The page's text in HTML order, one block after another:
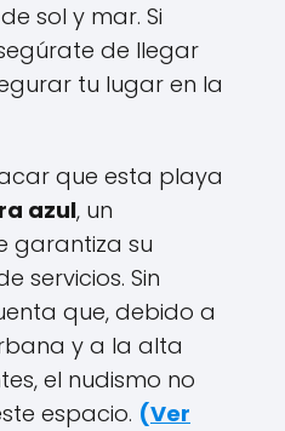
sol y mar. Si
de llegar
tu lugar en la
que esta playa
azul, un
garantiza su
servicios. Sin
que, debido a
y a la alta
el nudismo no
espacio. (Ver